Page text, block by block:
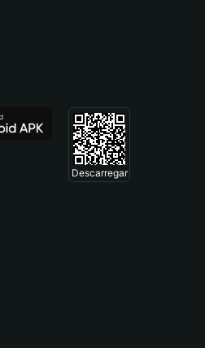
Descarregar